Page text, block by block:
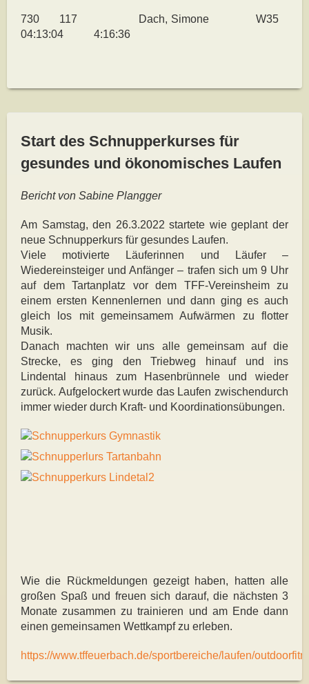
730 117 Dach, Simone W35
04:13:04 4:16:36
Start des Schnupperkurses für
gesundes und ökonomisches Laufen
Bericht von Sabine Plangger
Am Samstag, den 26.3.2022 startete wie geplant der
neue Schnupperkurs für gesundes Laufen.
Viele motivierte Läuferinnen und Läufer –
Wiedereinsteiger und Anfänger – trafen sich um 9 Uhr
auf dem Tartanplatz vor dem TFF-Vereinsheim zu
einem ersten Kennenlernen und dann ging es auch
gleich los mit gemeinsamem Aufwärmen zu flotter
Musik.
Danach machten wir uns alle gemeinsam auf die
Strecke, es ging den Triebweg hinauf und ins
Lindental hinaus zum Hasenbrünnele und wieder
zurück. Aufgelockert wurde das Laufen zwischendurch
immer wieder durch Kraft- und Koordinationsübungen.
Wie die Rückmeldungen gezeigt haben, hatten alle
großen Spaß und freuen sich darauf, die nächsten 3
Monate zusammen zu trainieren und am Ende dann
einen gemeinsamen Wettkampf zu erleben.
https://www.tffeuerbach.de/sportbereiche/laufen/